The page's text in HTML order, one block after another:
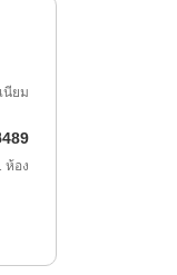
นียม
ห้อง